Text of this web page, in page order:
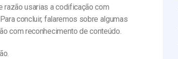
razão usarias a codificação com
concluir, falaremos sobre algumas
com reconhecimento de conteúdo.